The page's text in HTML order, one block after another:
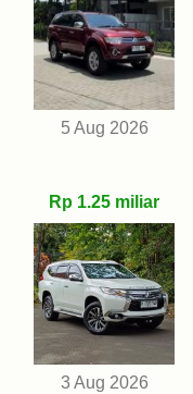
5 Aug 2026
Rp 1.25 miliar
3 Aug 2026